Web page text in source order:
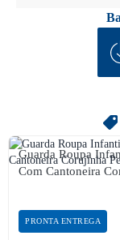
Guarda Roupa
Com Cantoneira
PRONTA ENTREGA